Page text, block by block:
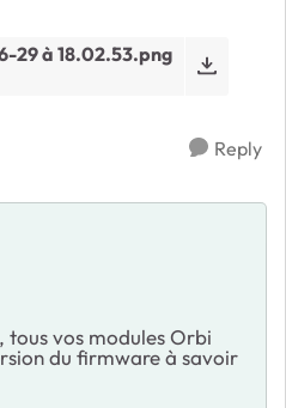
29 à 18.02.53.png
Reply
vos modules Orbi
du firmware à savoir